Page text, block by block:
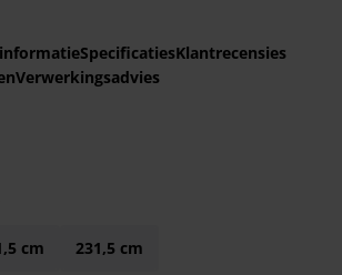
SpecificatiesKlantrecensies
Verwerkingsadvies
cm
231,5 cm